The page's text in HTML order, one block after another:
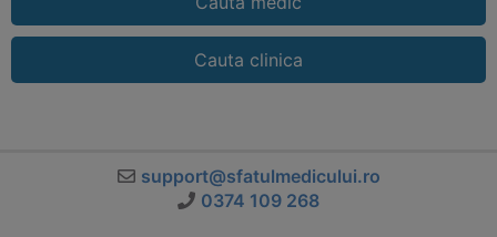
Cauta clinica
support@sfatulmedicului.ro
0374 109 268